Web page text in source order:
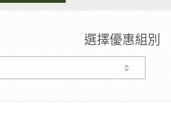
選擇優惠組別